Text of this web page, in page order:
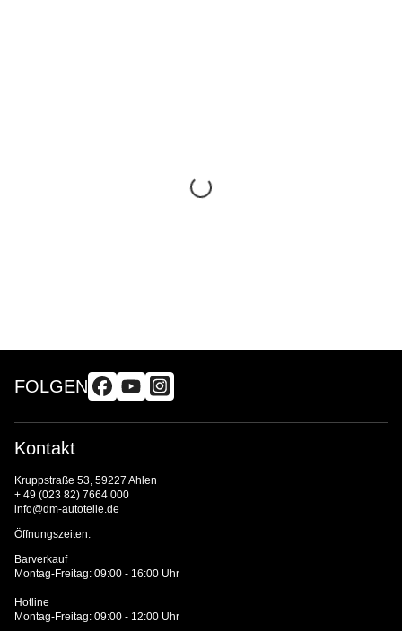
FOLGEN
Kontakt
Kruppstraße 53, 59227 Ahlen
+ 49 (023 82) 7664 000
info@dm-autoteile.de
Öffnungszeiten:
Barverkauf
Montag-Freitag: 09:00 - 16:00 Uhr
Hotline
Montag-Freitag: 09:00 - 12:00 Uhr